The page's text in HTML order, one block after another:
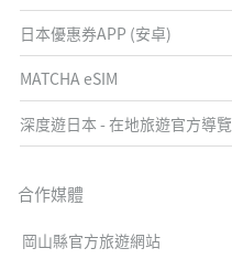
日本優惠券APP (安卓)
MATCHA eSIM
深度遊日本 - 在地旅遊官方導覽
合作媒體
岡山縣官方旅遊網站